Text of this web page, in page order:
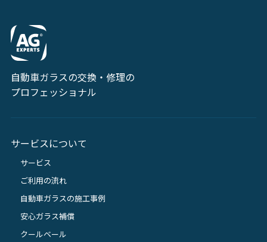
自動車ガラスの交換・修理の
プロフェッショナル
サービスについて
サービス
ご利用の流れ
自動車ガラスの施工事例
安心ガラス補償
クールベール